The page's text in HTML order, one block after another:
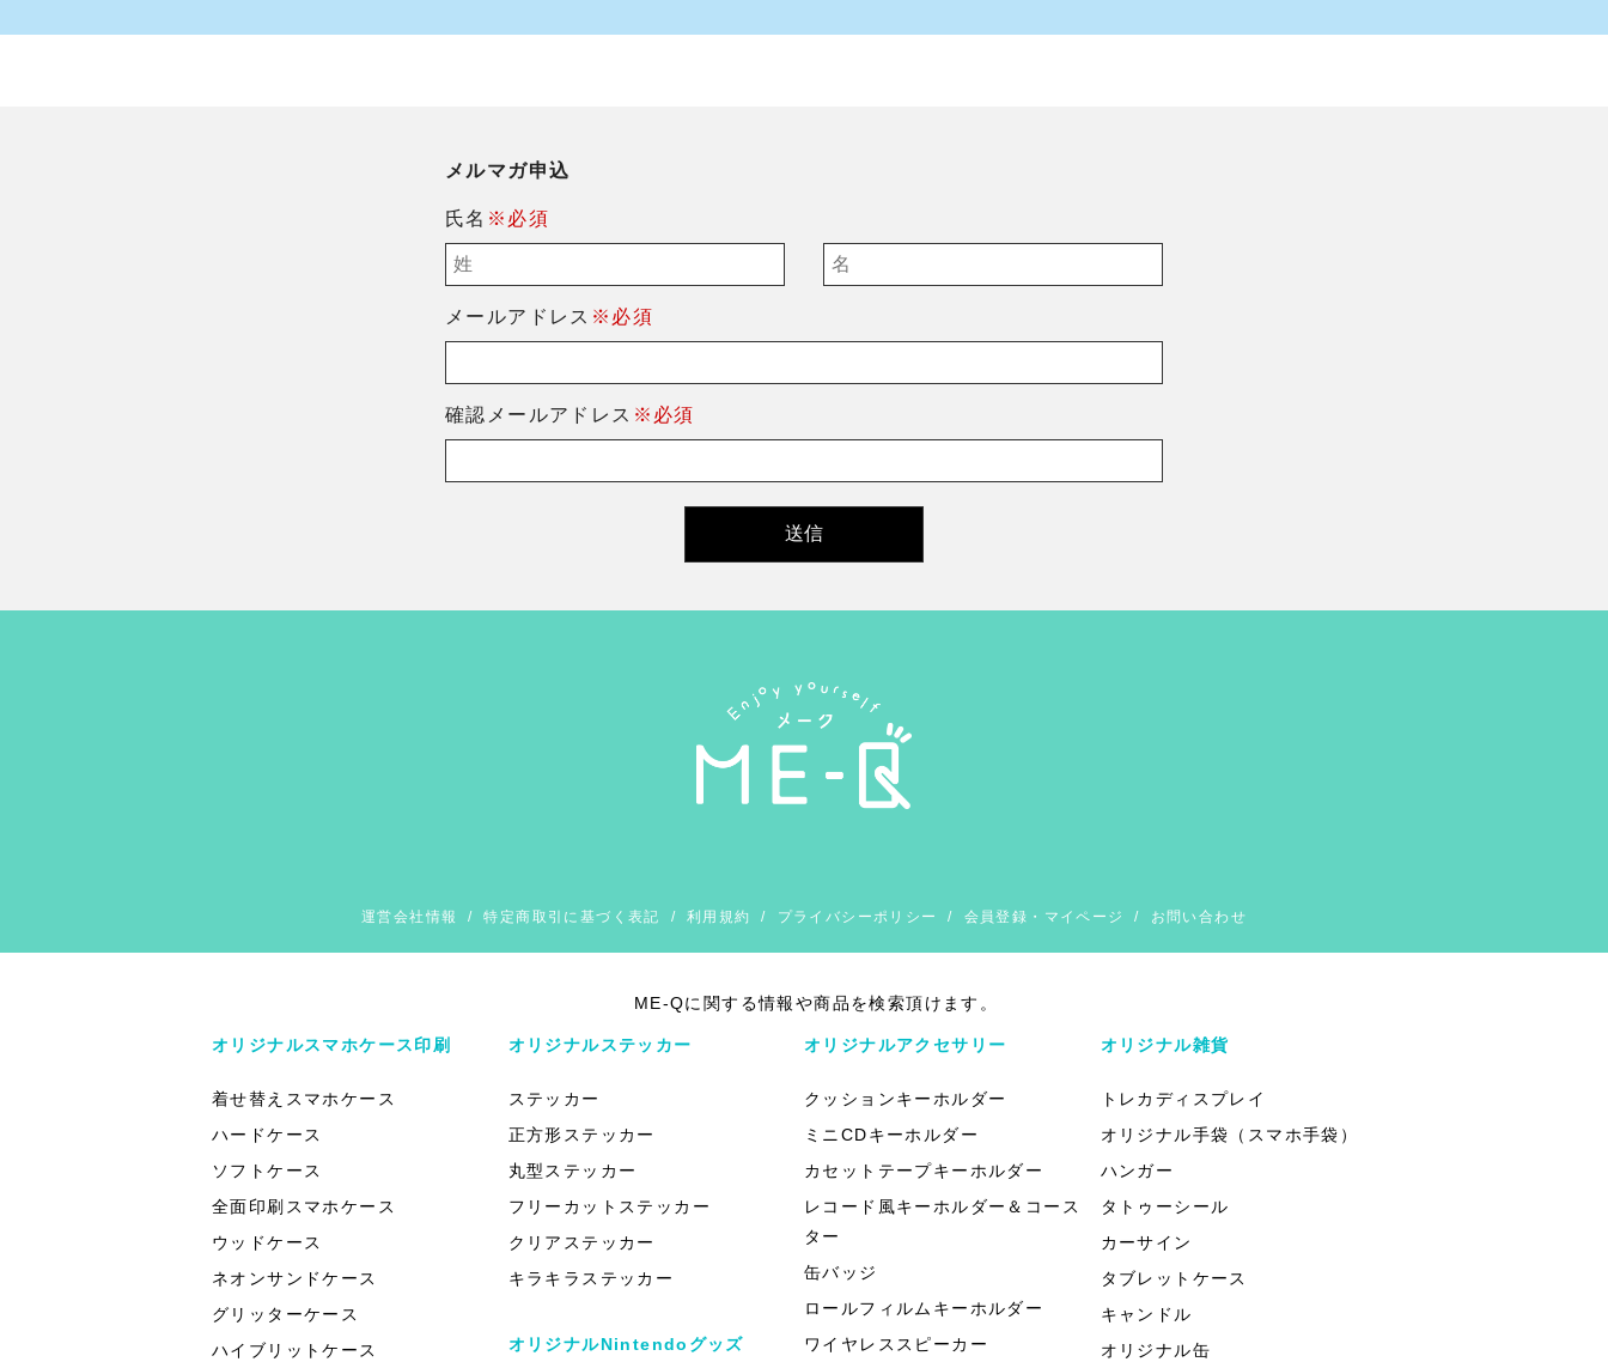
メルマガ申込
氏名 ※必須
メールアドレス ※必須
確認メールアドレス ※必須
運営会社情報 /特定商取引に基づく表記 / 利用規約 / プライバシーポリシー / 会員登録・マイページ / お問い合わせ
ME-Qに関する情報や商品を検索頂けます。
オリジナルスマホケース印刷
着せ替えスマホケース
ハードケース
ソフトケース
全面印刷スマホケース
ウッドケース
ネオンサンドケース
グリッターケース
ハイブリットケース
オリジナルステッカー
ステッカー
正方形ステッカー
丸型ステッカー
フリーカットステッカー
クリアステッカー
キラキラステッカー
オリジナルNintendoグッズ
オリジナルアクセサリー
クッションキーホルダー
ミニCDキーホルダー
カセットテープキーホルダー
レコード風キーホルダー＆コース
ター
缶バッジ
ロールフィルムキーホルダー
ワイヤレススピーカー
オリジナル雑貨
トレカディスプレイ
オリジナル手袋（スマホ手袋）
ハンガー
タトゥーシール
カーサイン
タブレットケース
キャンドル
オリジナル缶